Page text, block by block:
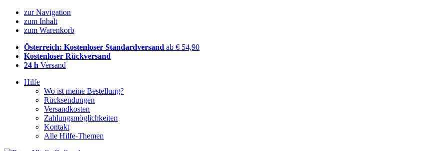
zur Navigation
zum Inhalt
zum Warenkorb
Österreich: Kostenloser Standardversand ab € 54,90
Kostenloser Rückversand
24 h Versand
Hilfe
Wo ist meine Bestellung?
Rücksendungen
Versandkosten
Zahlungsmöglichkeiten
Kontakt
Alle Hilfe-Themen